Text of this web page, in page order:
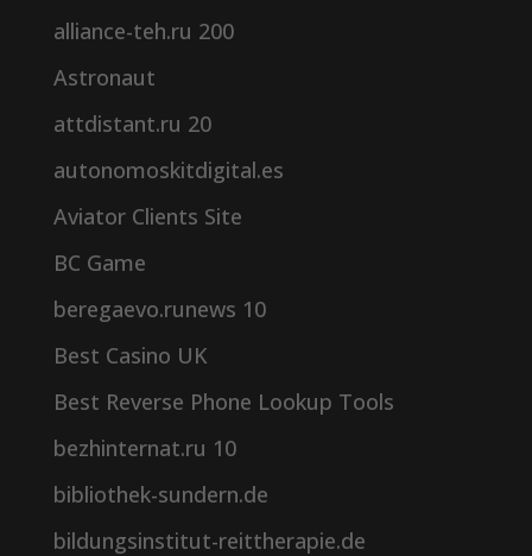
alliance-teh.ru 200
Astronaut
attdistant.ru 20
autonomoskitdigital.es
Aviator Clients Site
BC Game
beregaevo.runews 10
Best Casino UK
Best Reverse Phone Lookup Tools
bezhinternat.ru 10
bibliothek-sundern.de
bildungsinstitut-reittherapie.de